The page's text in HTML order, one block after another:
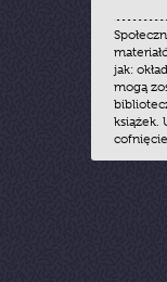
jak:
mogą
książek.